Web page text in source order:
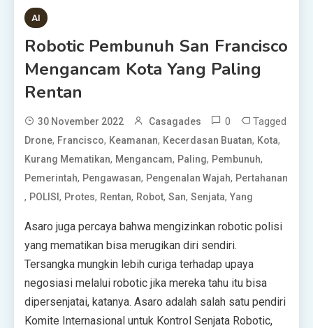
3 MINS READ
AI
Robotic Pembunuh San Francisco
Mengancam Kota Yang Paling
Rentan
30 November 2022 Casagades 0 Tagged
Drone, Francisco, Keamanan, Kecerdasan Buatan, Kota,
Kurang Mematikan, Mengancam, Paling, Pembunuh,
Pemerintah, Pengawasan, Pengenalan Wajah, Pertahanan
, POLISI , Protes, Rentan, Robot, San, Senjata, Yang
Asaro juga percaya bahwa mengizinkan robotic polisi
yang mematikan bisa merugikan diri sendiri.
Tersangka mungkin lebih curiga terhadap upaya
negosiasi melalui robotic jika mereka tahu itu bisa
dipersenjatai, katanya. Asaro adalah salah satu pendiri
Komite Internasional untuk Kontrol Senjata Robotic,